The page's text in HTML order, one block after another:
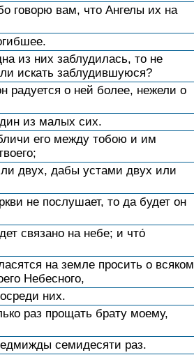
говорю вам, что Ангелы их на
из них заблудилась, то не
искать заблудившуюся?
радуется о ней более, нежели о
из малых сих.
его между тобою и им
двух, дабы устами двух или
не послушает, то да будет он
связано на небе; и что́
на земле просить о всяком
Небесного,
них.
раз прощать брату моему,
семидесяти раз.